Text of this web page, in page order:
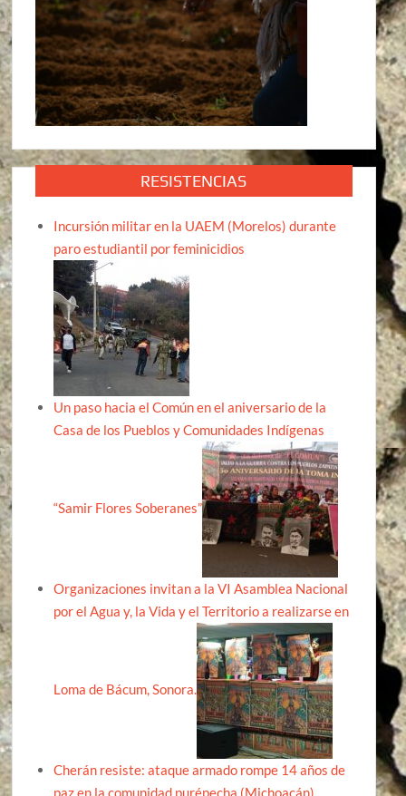
RESISTENCIAS
Incursión militar en la UAEM (Morelos) durante
paro estudiantil por feminicidios
Un paso hacia el Común en el aniversario de la
Casa de los Pueblos y Comunidades Indígenas
“Samir Flores Soberanes”
Organizaciones invitan a la VI Asamblea Nacional
por el Agua y, la Vida y el Territorio a realizarse en
Loma de Bácum, Sonora.
Cherán resiste: ataque armado rompe 14 años de
paz en la comunidad purépecha (Michoacán)